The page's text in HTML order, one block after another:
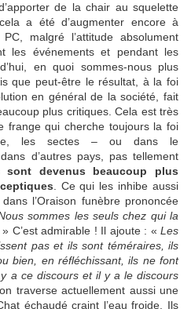
de la chair au squelette
a été d’augmenter encore à
malgré l’attitude absolument
les événements et pendant les
en quoi sommes-nous plus
que peut-être le résultat, à la foi
en général de la société, fait
plus critiques. Cela est très
frange qui cherche toujours la foi
les sectes – ou dans le
d’autres pays, pas tellement
sont devenus beaucoup plus
. Ce qui les inhibe aussi
l’Oraison funèbre prononcée
sommes les seuls chez qui la
» C’est admirable ! Il ajoute : « Les
pas et ils sont téméraires, ils
bien, en réfléchissant, ils ne font
a ce discours et il y a le discours
traverse actuellement aussi une
échaudé craint l’eau froide. Ils